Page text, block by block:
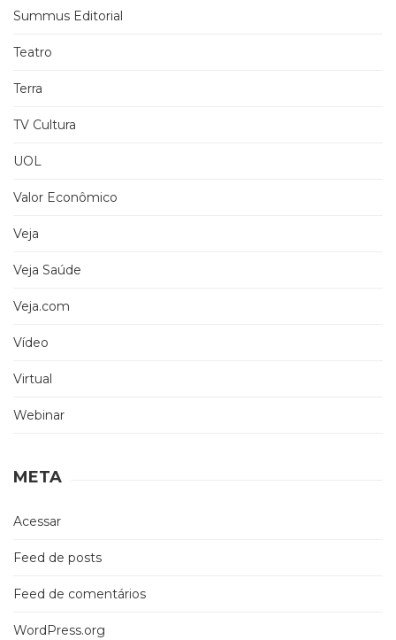
Summus Editorial
Teatro
Terra
TV Cultura
UOL
Valor Econômico
Veja
Veja Saúde
Veja.com
Vídeo
Virtual
Webinar
META
Acessar
Feed de posts
Feed de comentários
WordPress.org